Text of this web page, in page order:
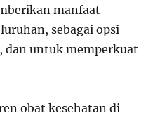
manfaat
sebagai opsi
dan untuk memperkuat
obat kesehatan di